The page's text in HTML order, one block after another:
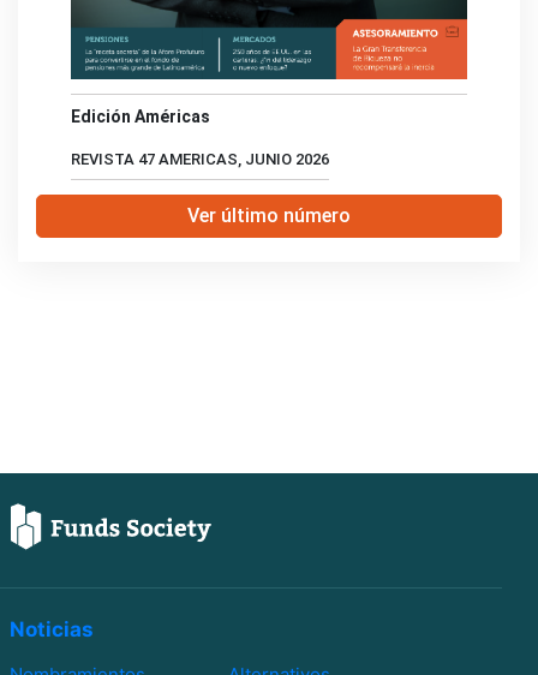
Edición Américas
REVISTA 47 AMERICAS, JUNIO 2026
Ver último número
Noticias